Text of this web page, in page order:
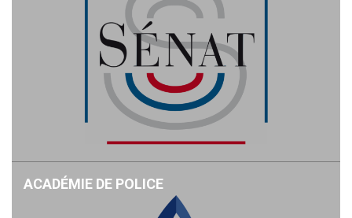
ACADÉMIE DE POLICE